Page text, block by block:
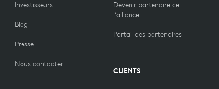
Investisseurs
Blog
Presse
Nous contacter
Devenir partenaire de
l’alliance
Portail des partenaires
CLIENTS